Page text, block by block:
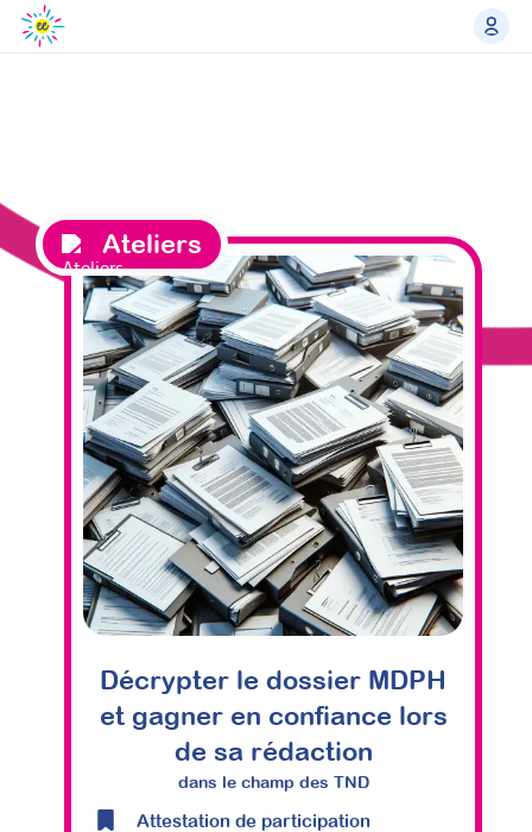
Ateliers
Décrypter le dossier MDPH
et gagner en confiance lors
de sa rédaction
dans le champ des TND
Attestation de participation